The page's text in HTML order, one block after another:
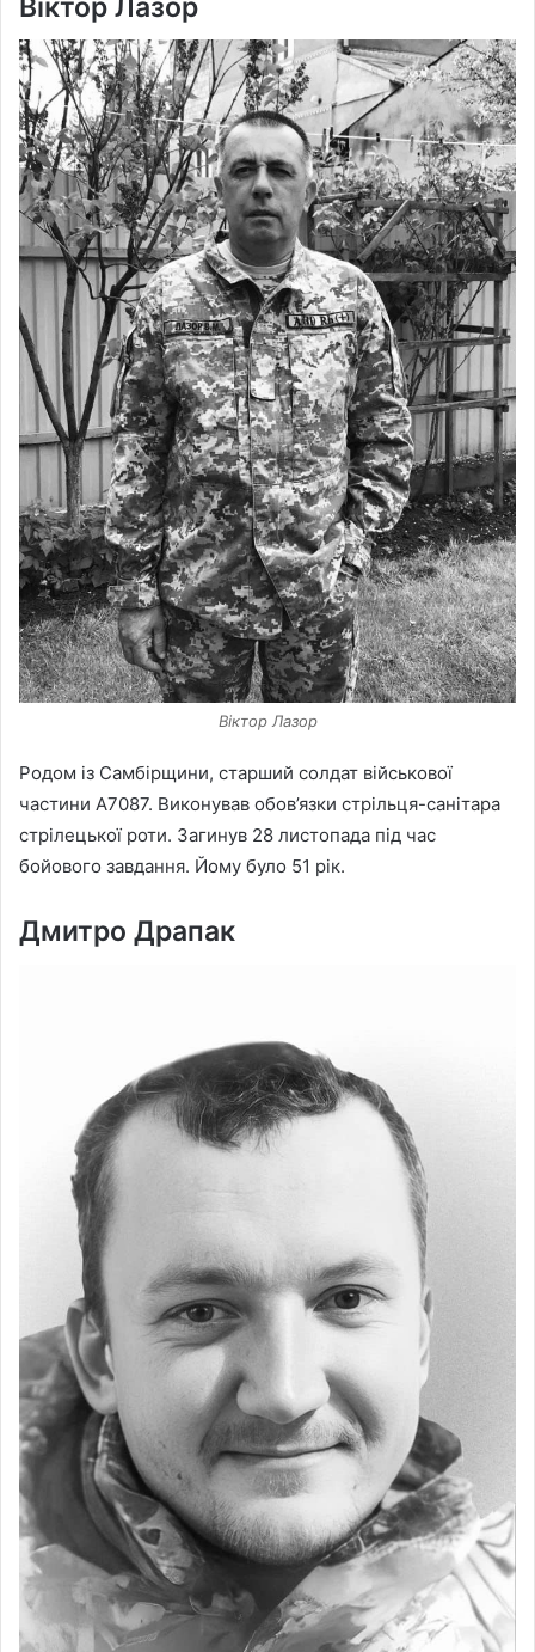
Віктор Лазор
Віктор Лазор
Родом із Самбірщини, старший солдат військової
частини А7087. Виконував обов’язки стрільця-санітара
стрілецької роти. Загинув 28 листопада під час
бойового завдання. Йому було 51 рік.
Дмитро Драпак